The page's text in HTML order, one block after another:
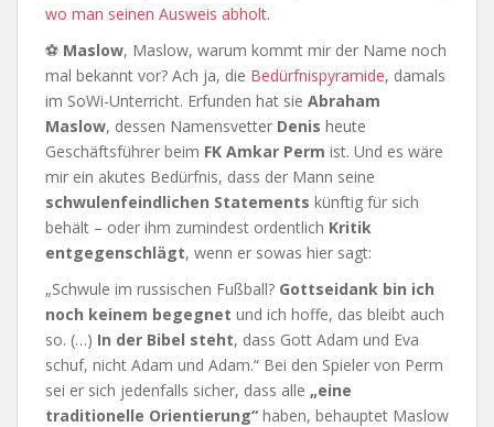
wo man seinen Ausweis abholt.
⚽ Maslow, Maslow, warum kommt mir der Name noch
mal bekannt vor? Ach ja, die Bedürfnispyramide, damals
im SoWi-Unterricht. Erfunden hat sie Abraham
Maslow, dessen Namensvetter Denis heute
Geschäftsführer beim FK Amkar Perm ist. Und es wäre
mir ein akutes Bedürfnis, dass der Mann seine
schwulenfeindlichen Statements künftig für sich
behält – oder ihm zumindest ordentlich Kritik
entgegenschlägt, wenn er sowas hier sagt:
„Schwule im russischen Fußball? Gottseidank bin ich
noch keinem begegnet und ich hoffe, das bleibt auch
so. (…) In der Bibel steht, dass Gott Adam und Eva
schuf, nicht Adam und Adam.“ Bei den Spieler von Perm
sei er sich jedenfalls sicher, dass alle „eine
traditionelle Orientierung“ haben, behauptet Maslow